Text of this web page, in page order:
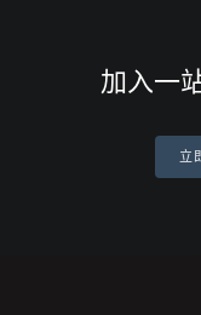
加入一
立